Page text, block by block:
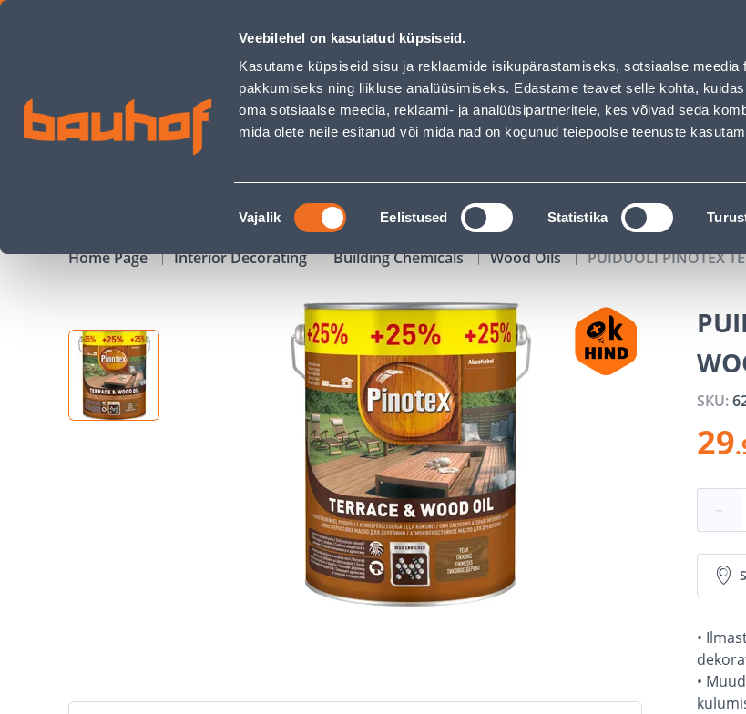
Veebilehel on kasutatud küpsiseid.
Kasutame küpsiseid sisu ja reklaamide isikupärastamiseks, sotsiaalse meedia
pakkumiseks ning liikluse analüüsimiseks. Edastame teavet selle kohta,
oma sotsiaalse meedia, reklaami- ja analüüsipartneritele, kes võivad seda
mida olete neile esitanud või mida nad on kogunud teiepoolse teenuste
Nõusoleku
valik
Vajalik Eelistused Statistika
PUIDUÕLI PINOTEX TERRACE & WOOD OIL 4+1L TEAK - Bauhof has loaded
Business Service Center Customer Service Services Job offers
SEARCH
CAMPAIGNS CATALOGS TOOL RENTAL
Home Page Interior Decorating Building Chemicals Wood Oils PUIDUÕLI PINOTEX
SKU:
29
−
•
•